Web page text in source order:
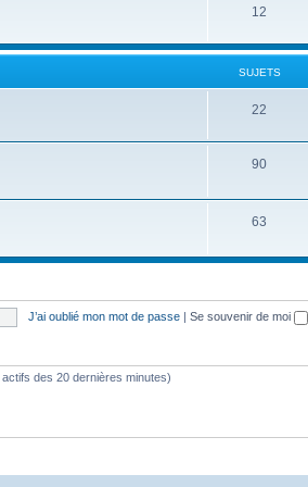
12
SUJETS
22
90
63
J’ai oublié mon mot de passe | Se souvenir de moi
des 20 dernières minutes)